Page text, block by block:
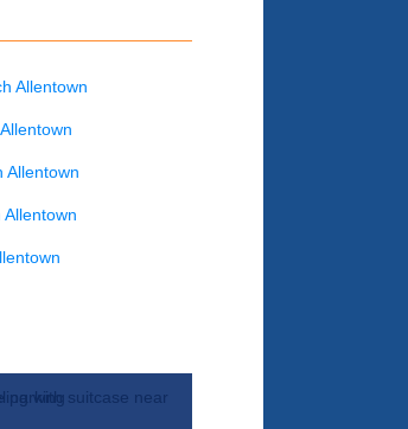
Allentown
Allentown
Allentown